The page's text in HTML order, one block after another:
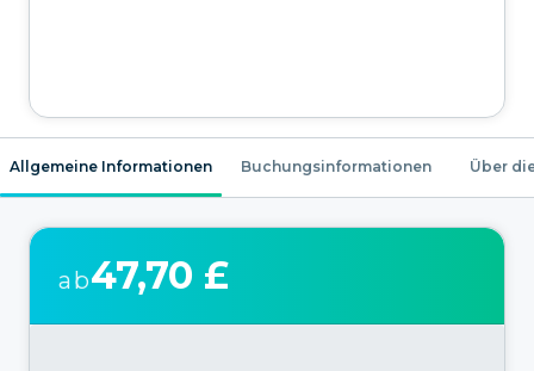
Allgemeine Informationen Buchungsinformationen Über
ab47,70 £